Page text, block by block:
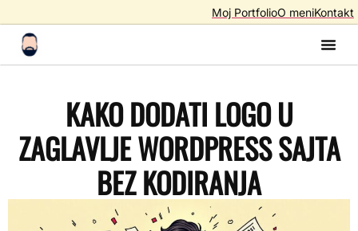
Moj PortfolioO meniKontakt
KAKO DODATI LOGO U
ZAGLAVLJE WORDPRESS SAJTA
BEZ KODIRANJA